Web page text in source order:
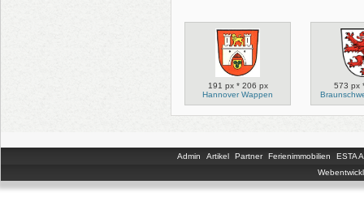
191 px * 206 px
Hannover Wappen
573 px
Admin Artikel Partner Ferienimmobilien
ESTA